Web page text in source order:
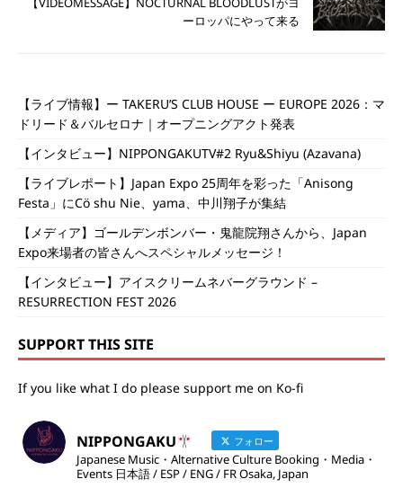
ーロッパにやって来る
【ライブ情報】ー TAKERU’S CLUB HOUSE ー EUROPE 2026：マ
ドリード＆バルセロナ｜オープニングアクト発表
【インタビュー】NIPPONGAKUTV#2 Ryu&Shiyu (Azavana)
【ライブレポート】Japan Expo 25周年を彩った「Anisong
Festa」にCö shu Nie、yama、中川翔子が集結
【メディア】ゴールデンボンバー・鬼龍院翔さんから、Japan
Expo来場者の皆さんへスペシャルメッセージ！
【インタビュー】アイスクリームネバーグラウンド –
RESURRECTION FEST 2026
SUPPORT THIS SITE
If you like what I do please support me on Ko-fi
NIPPONGAKU フォロー
Japanese Music・Alternative Culture Booking・Media・
Events 日本語 / ESP / ENG / FR Osaka, Japan